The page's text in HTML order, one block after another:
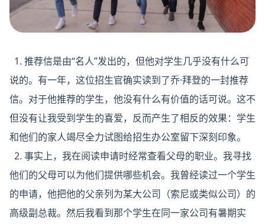
1. 推荐信是由“名人”发出的，但他对学生几乎没有什么可
说的。有一年，这位招生官确实读到了乔·拜登的一封推荐
信。对于他推荐的学生，他没有什么有价值的话可说。这不
但没有让我受到学生的喜爱，反而产生了相反的效果：学生
和他们的家人竭尽全力试图给招生办公室留下深刻印象。
2. 事实上，我在阅读申请时经常查看父母的职业。我寻找
他们的父母可以为他们提供哪些机会。我曾经读过一个学生
的申请，他把他的父亲列为某大公司（索尼或类似公司）的
高级副总裁。然后我看到那个学生在同一家公司有暑期实